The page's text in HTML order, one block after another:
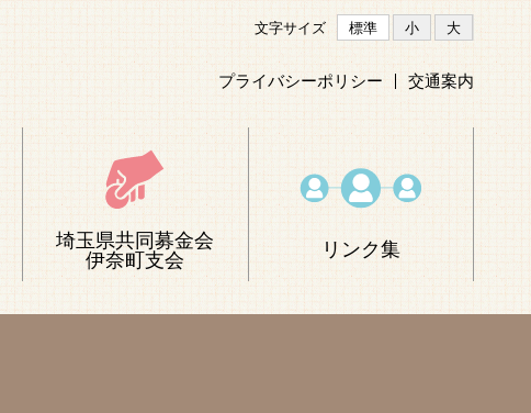
文字サイズ 標準 小 大
プライバシーポリシー 交通案内
埼玉県共同募金会
伊奈町支会
リンク集